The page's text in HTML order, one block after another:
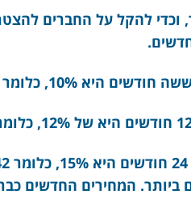
להקל על החברים
כלומר 236 ש”ח במקום 262;
המחירים החדשים